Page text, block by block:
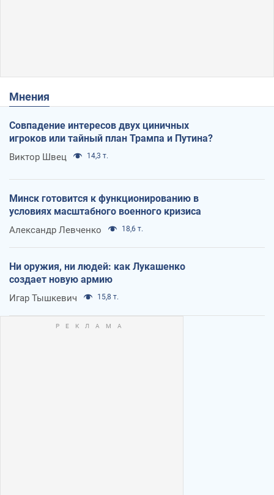
Мнения
Совпадение интересов двух циничных
игроков или тайный план Трампа и Путина?
Виктор Швец 14,3 т.
Минск готовится к функционированию в
условиях масштабного военного кризиса
Александр Левченко 18,6 т.
Ни оружия, ни людей: как Лукашенко
создает новую армию
Игар Тышкевич 15,8 т.